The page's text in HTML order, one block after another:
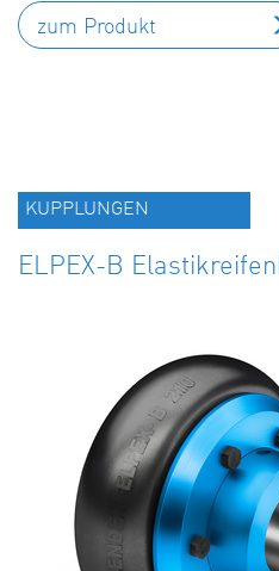
zum Produkt
KUPPLUNGEN
ELPEX-B